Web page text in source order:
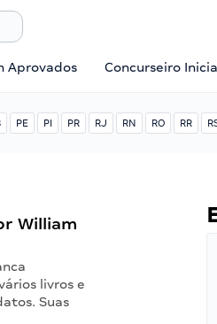
Aprovados Concurseiro
PE PI PR RJ RN RO RR
William
livros e
Suas